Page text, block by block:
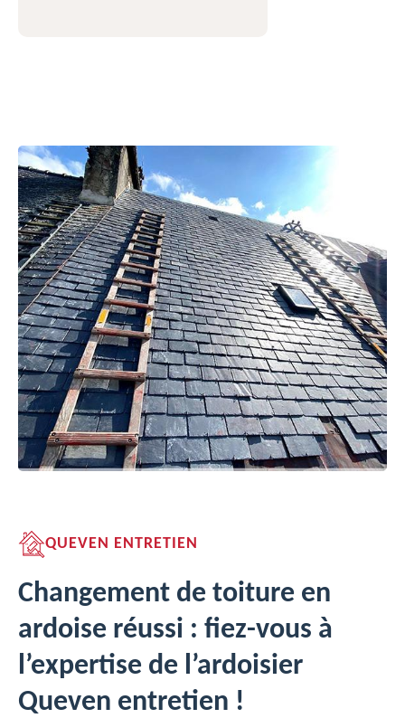
QUEVEN ENTRETIEN
Changement de toiture en
ardoise réussi : fiez-vous à
l’expertise de l’ardoisier
Queven entretien !